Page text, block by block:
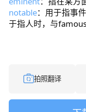
notable：用于指事
于指人时，与
拍照翻译